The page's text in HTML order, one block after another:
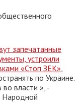
запечатанные
устроили
«Стоп ЗЕК»,
по Украине.
власти », -
Народной